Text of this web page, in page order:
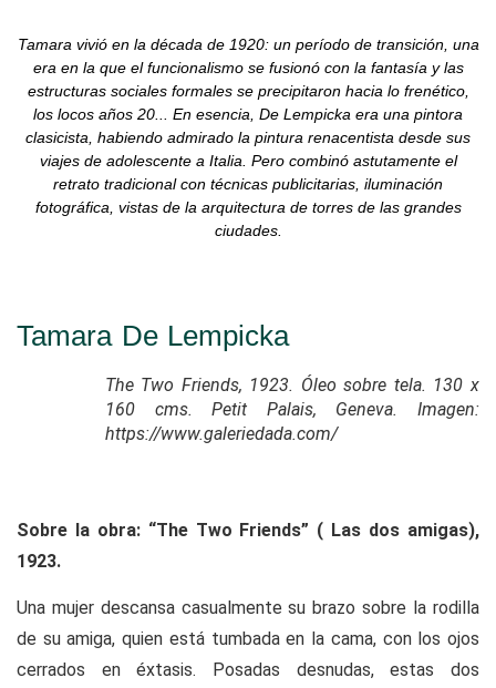
Tamara vivió en la década de 1920: un período de transición, una
era en la que el funcionalismo se fusionó con la fantasía y las
estructuras sociales formales se precipitaron hacia lo frenético,
los locos años 20... En esencia, De Lempicka era una pintora
clasicista, habiendo admirado la pintura renacentista desde sus
viajes de adolescente a Italia. Pero combinó astutamente el
retrato tradicional con técnicas publicitarias, iluminación
fotográfica, vistas de la arquitectura de torres de las grandes
ciudades.
Tamara De Lempicka
The Two Friends, 1923. Óleo sobre tela. 130 x
160 cms. Petit Palais, Geneva. Imagen:
https://www.galeriedada.com/
Sobre la obra: “The Two Friends” ( Las dos amigas),
1923.
Una mujer descansa casualmente su brazo sobre la rodilla
de su amiga, quien está tumbada en la cama, con los ojos
cerrados en éxtasis. Posadas desnudas, estas dos